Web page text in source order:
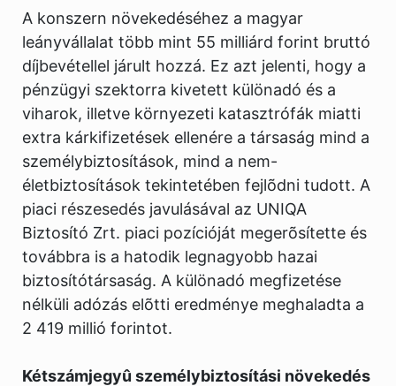
A konszern növekedéséhez a magyar
leányvállalat több mint 55 milliárd forint bruttó
díjbevétellel járult hozzá. Ez azt jelenti, hogy a
pénzügyi szektorra kivetett különadó és a
viharok, illetve környezeti katasztrófák miatti
extra kárkifizetések ellenére a társaság mind a
személybiztosítások, mind a nem-
életbiztosítások tekintetében fejlõdni tudott. A
piaci részesedés javulásával az UNIQA
Biztosító Zrt. piaci pozícióját megerõsítette és
továbbra is a hatodik legnagyobb hazai
biztosítótársaság. A különadó megfizetése
nélküli adózás elõtti eredménye meghaladta a
2 419 millió forintot.
Kétszámjegyû személybiztosítási növekedés